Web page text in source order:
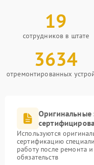
19
сотрудников в штате
3634
отремонтированных
Оригинальные
Используются
сертификацию
работу после ремонта
обязательств